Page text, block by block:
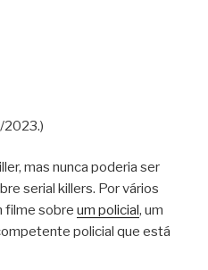
2023.)
mas nunca poderia ser
serial killers. Por vários
filme sobre um policial, um
policial que está